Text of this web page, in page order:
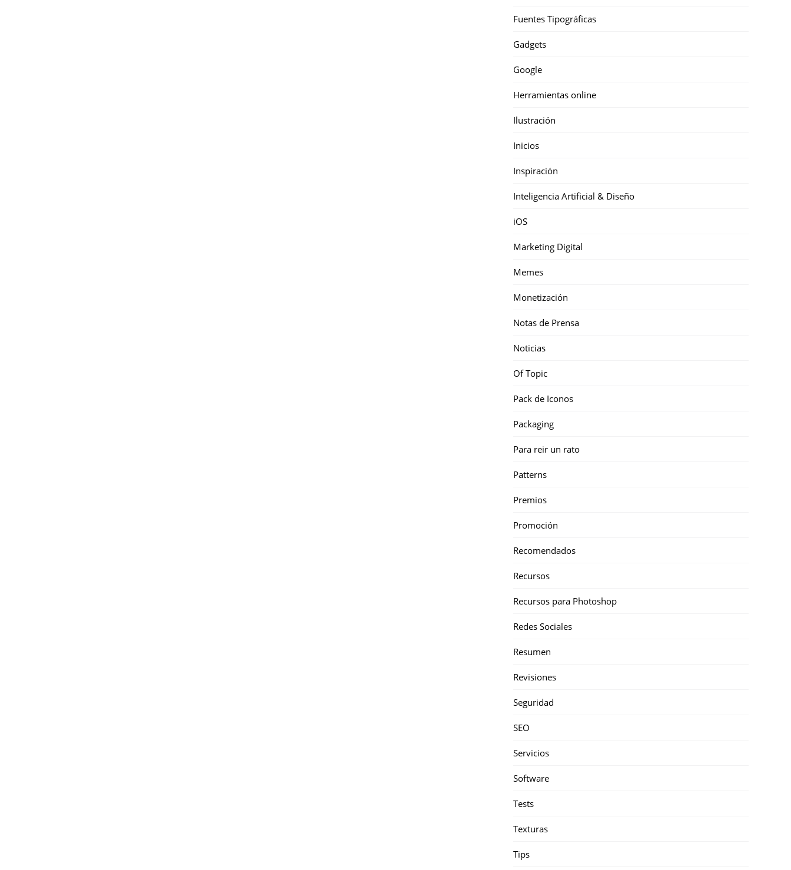
Fuentes Tipográficas
Gadgets
Google
Herramientas online
Ilustración
Inicios
Inspiración
Inteligencia Artificial & Diseño
iOS
Marketing Digital
Memes
Monetización
Notas de Prensa
Noticias
Of Topic
Pack de Iconos
Packaging
Para reir un rato
Patterns
Premios
Promoción
Recomendados
Recursos
Recursos para Photoshop
Redes Sociales
Resumen
Revisiones
Seguridad
SEO
Servicios
Software
Tests
Texturas
Tips